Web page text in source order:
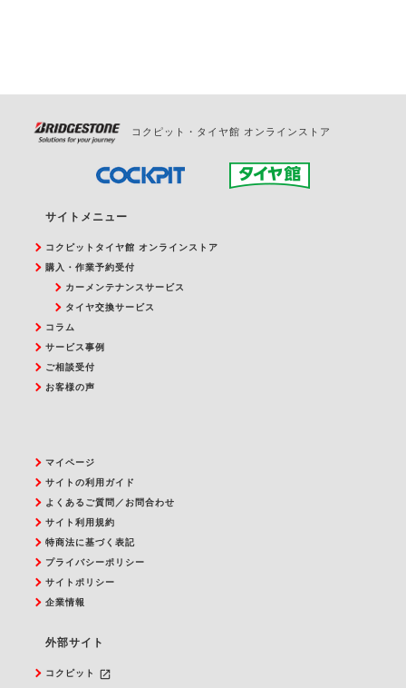
コクピット・タイヤ館 オンラインストア
サイトメニュー
コクピットタイヤ館 オンラインストア
購入・作業予約受付
カーメンテナンスサービス
タイヤ交換サービス
コラム
サービス事例
ご相談受付
お客様の声
マイページ
サイトの利用ガイド
よくあるご質問／お問合わせ
サイト利用規約
特商法に基づく表記
プライバシーポリシー
サイトポリシー
企業情報
外部サイト
コクピット
launch